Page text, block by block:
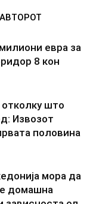
евра за
8 кон
што
Извозот
половина
мора да
домашна